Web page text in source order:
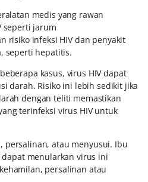
medis yang rawan
seperti jarum
risiko infeksi HIV dan penyakit
seperti hepatitis.
kasus, virus HIV dapat
darah. Risiko ini lebih sedikit jika
dengan teliti memastikan
terinfeksi virus HIV untuk
persalinan, atau menyusui. Ibu
menularkan virus ini
persalinan atau